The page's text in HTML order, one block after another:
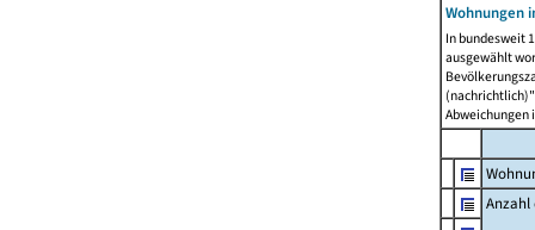
Wohnungen
In bundesweit
ausgewählt
Abweichungen
Anzahl